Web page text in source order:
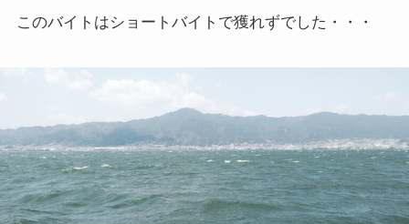
このバイトはショートバイトで獲れずでした・・・